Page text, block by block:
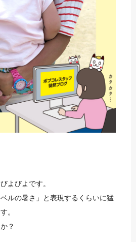
よびよです。
ルの暑さ」と表現するくらいに猛
。
？